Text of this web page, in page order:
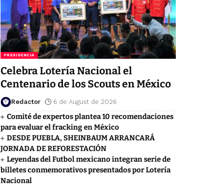
PRESIDENCIA
Celebra Lotería Nacional el
Centenario de los Scouts en México
Redactor 6 de August de 2026
Comité de expertos plantea 10 recomendaciones
para evaluar el fracking en México
DESDE PUEBLA, SHEINBAUM ARRANCARÁ
JORNADA DE REFORESTACIÓN
Leyendas del Futbol mexicano integran serie de
billetes conmemorativos presentados por Lotería
Nacional